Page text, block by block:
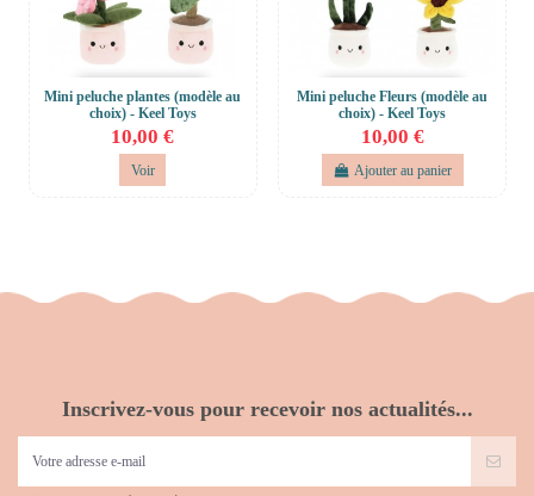
Mini peluche plantes (modèle au
choix) - Keel Toys
10,00 €
Voir
Mini peluche Fleurs (modèle au
choix) - Keel Toys
10,00 €
Ajouter au panier
Inscrivez-vous pour recevoir nos actualités...